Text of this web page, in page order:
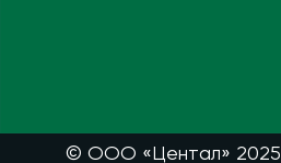
© ООО «Центал»